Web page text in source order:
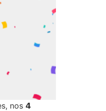
nos 𝟰